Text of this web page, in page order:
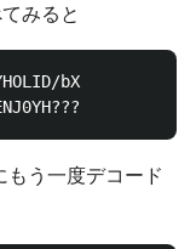
みると
bX
もう一度デコード